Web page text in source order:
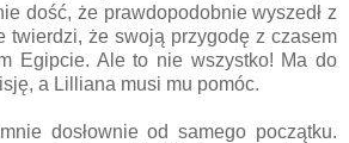
dość, że prawdopodobnie wyszedł z
twierdzi, że swoją przygodę z czasem
Egipcie. Ale to nie wszystko! Ma do
a Lilliana musi mu pomóc.
dosłownie od samego początku.